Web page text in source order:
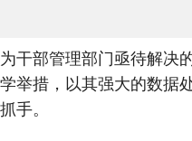
干部管理部门亟待解决
举措，以其强大的数据
手。